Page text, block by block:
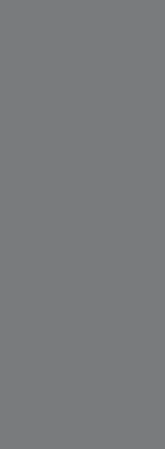
MIKI koszulka
dla chłopca
DISNEY 2 PAK 68